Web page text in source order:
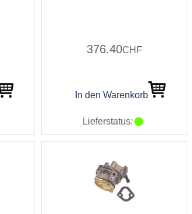
376.40CHF
In den Warenkorb
Lieferstatus: